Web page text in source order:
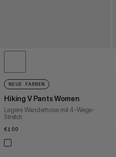
NEUE FARBEN
Hiking V Pants Women
Legere Wanderhose mit 4-Wege-
Stretch
€100